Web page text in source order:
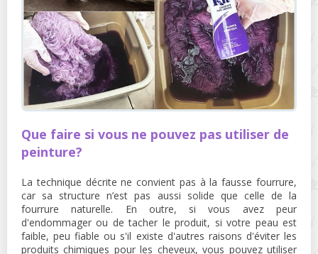
Que faire si vous ne pouvez pas utiliser de
peinture?
La technique décrite ne convient pas à la fausse fourrure,
car sa structure n’est pas aussi solide que celle de la
fourrure naturelle. En outre, si vous avez peur
d'endommager ou de tacher le produit, si votre peau est
faible, peu fiable ou s'il existe d'autres raisons d'éviter les
produits chimiques pour les cheveux, vous pouvez utiliser